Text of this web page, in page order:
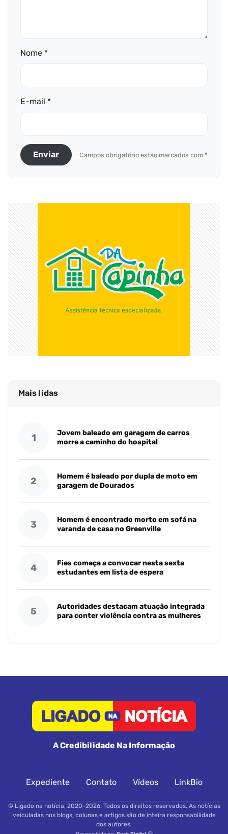
Nome *
E-mail *
Enviar Campos obrigatório estão marcados com *
Mais lidas
1
Jovem baleado em garagem de carros
morre a caminho do hospital
2
Homem é baleado por dupla de moto em
garagem de Dourados
3
Homem é encontrado morto em sofá na
varanda de casa no Greenville
4
Fies começa a convocar nesta sexta
estudantes em lista de espera
5
Autoridades destacam atuação integrada
para conter violência contra as mulheres
A Credibilidade Na Informação
Expediente Contato Vídeos LinkBio
© Ligado na notícia, 2020-2026. Todos os direitos reservados. As notícias
veiculadas nos blogs, colunas e artigos são de inteira responsabilidade
dos autores.